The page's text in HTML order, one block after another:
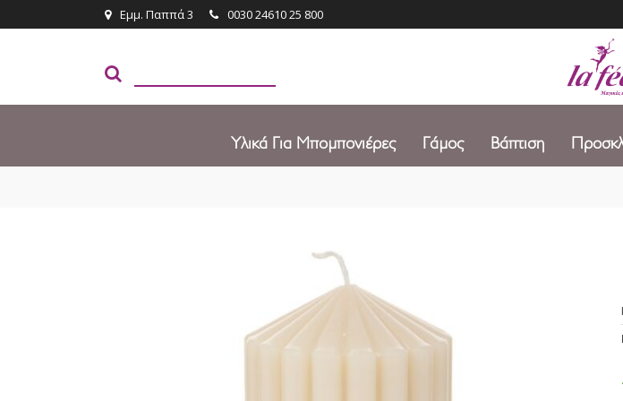
Εμμ. Παππά 3 0030 24610 25 800
Υλικά Για Μπομπονιέρες Γάμος Βάπτιση